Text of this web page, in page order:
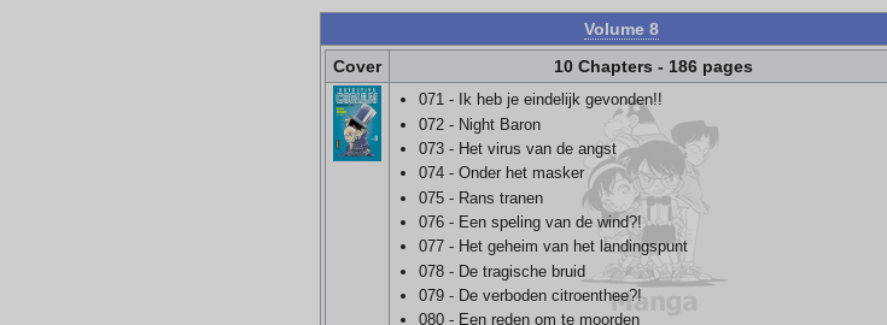
Volume 8
Cover
10 Chapters - 186 pages
071 - Ik heb je eindelijk gevonden!!
072 - Night Baron
073 - Het virus van de angst
074 - Onder het masker
075 - Rans tranen
076 - Een speling van de wind?!
077 - Het geheim van het landingspunt
078 - De tragische bruid
079 - De verboden citroenthee?!
080 - Een reden om te moorden